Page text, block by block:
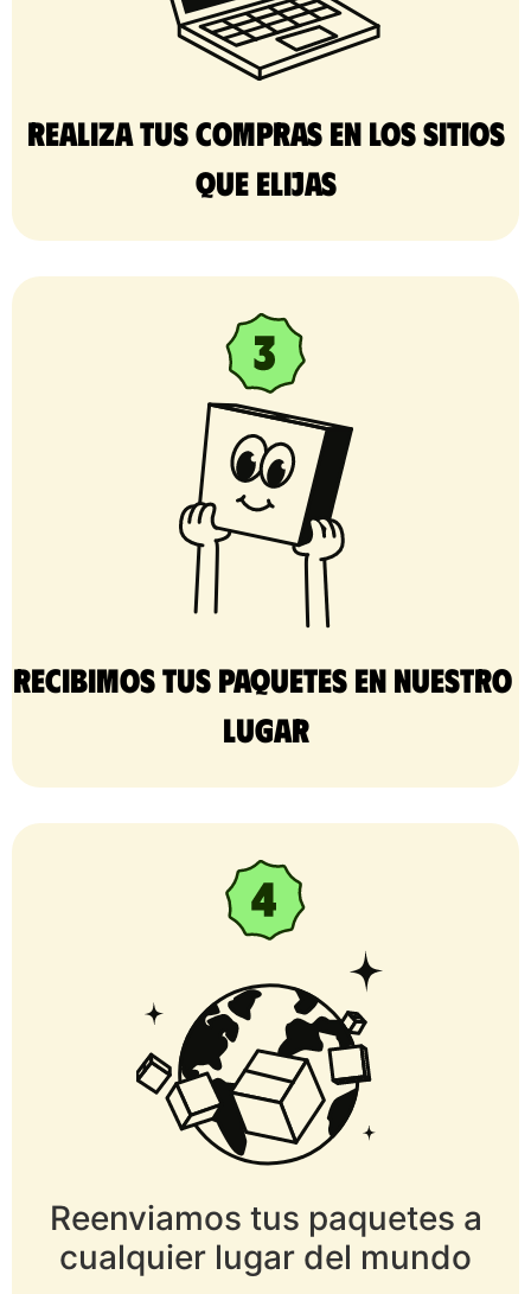
Realiza tus compras en los sitios
que elijas
Recibimos tus paquetes en nuestro
lugar
Reenviamos tus paquetes a
cualquier lugar del mundo